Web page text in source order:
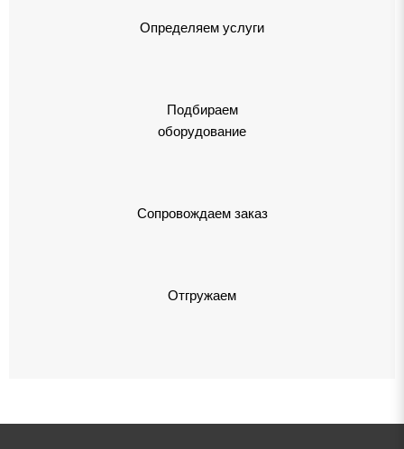
Определяем услуги
Подбираем
оборудование
Сопровождаем заказ
Отгружаем